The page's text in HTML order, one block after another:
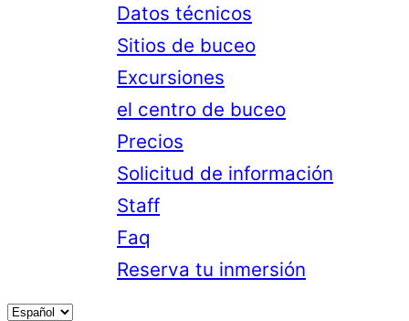
Datos técnicos
Sitios de buceo
Excursiones
el centro de buceo
Precios
Solicitud de información
Staff
Faq
Reserva tu inmersión